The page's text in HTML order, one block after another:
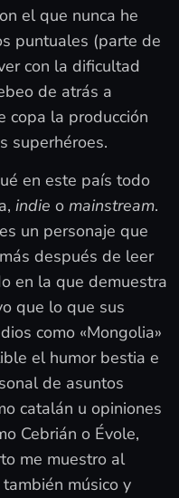
el que nunca he
puntuales (parte de
con la dificultad
de atrás a
copa la producción
superhéroes.
en este país todo
indie o mainstream.
un personaje que
después de leer
en la que demuestra
que lo que sus
como «Mongolia»
el humor bestia e
de asuntos
catalán u opiniones
Cebrián o Évole,
me muestro al
músico y